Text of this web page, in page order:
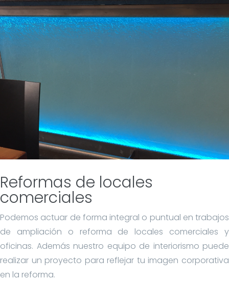
Reformas de locales
comerciales
Podemos actuar de forma integral o puntual en trabajos
de ampliación o reforma de locales comerciales y
oficinas. Además nuestro equipo de interiorismo puede
realizar un proyecto para reflejar tu imagen corporativa
en la reforma.